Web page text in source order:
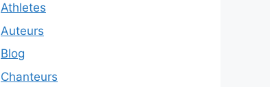
Athletes
Auteurs
Blog
Chanteurs